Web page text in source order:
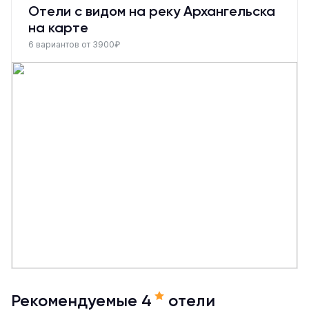
Отели с видом на реку Архангельска
на карте
6 вариантов от 3900₽
Рекомендуемые 4 отели